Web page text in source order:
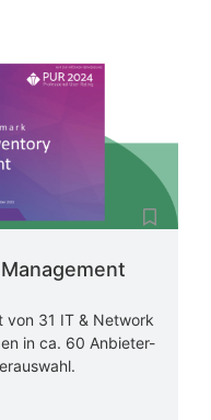
von 31 IT & Network
in ca. 60 Anbieter-